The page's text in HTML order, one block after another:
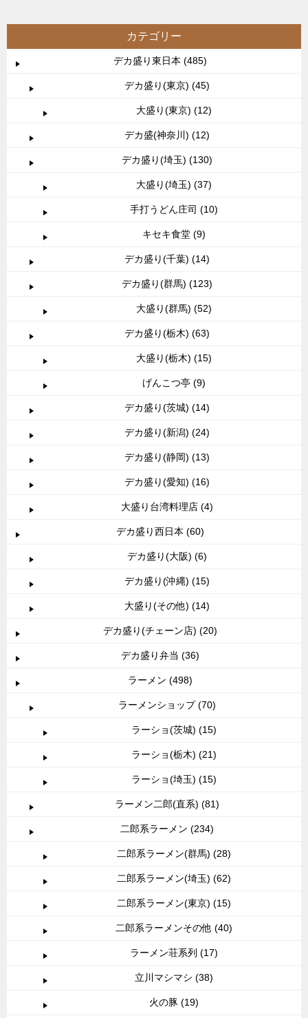
カテゴリー
デカ盛り東日本 (485)
デカ盛り(東京) (45)
大盛り(東京) (12)
デカ盛(神奈川) (12)
デカ盛り(埼玉) (130)
大盛り(埼玉) (37)
手打うどん庄司 (10)
キセキ食堂 (9)
デカ盛り(千葉) (14)
デカ盛り(群馬) (123)
大盛り(群馬) (52)
デカ盛り(栃木) (63)
大盛り(栃木) (15)
げんこつ亭 (9)
デカ盛り(茨城) (14)
デカ盛り(新潟) (24)
デカ盛り(静岡) (13)
デカ盛り(愛知) (16)
大盛り台湾料理店 (4)
デカ盛り西日本 (60)
デカ盛り(大阪) (6)
デカ盛り(沖縄) (15)
大盛り(その他) (14)
デカ盛り(チェーン店) (20)
デカ盛り弁当 (36)
ラーメン (498)
ラーメンショップ (70)
ラーショ(茨城) (15)
ラーショ(栃木) (21)
ラーショ(埼玉) (15)
ラーメン二郎(直系) (81)
二郎系ラーメン (234)
二郎系ラーメン(群馬) (28)
二郎系ラーメン(埼玉) (62)
二郎系ラーメン(東京) (15)
二郎系ラーメンその他 (40)
ラーメン荘系列 (17)
立川マシマシ (38)
火の豚 (19)